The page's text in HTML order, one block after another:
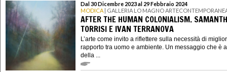
Dal 30 Dicembre 2023 al 29 Febbraio 2024
MODICA | GALLERIA LO MAGNO
AFTER THE HUMAN COLONIALISM.
TORRISI E IVAN TERRANOVA
L’arte come invito a riflettere sulla necessità di
rapporto tra uomo e ambiente. Un messaggio che è
della ...